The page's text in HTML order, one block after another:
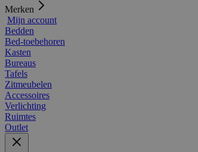
Merken
Mijn account
Bedden
Bed-toebehoren
Kasten
Bureaus
Tafels
Zitmeubelen
Accessoires
Verlichting
Ruimtes
Outlet